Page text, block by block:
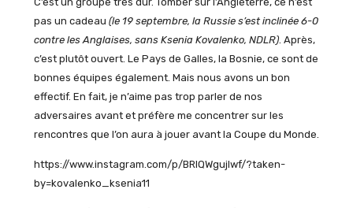
pas un cadeau (le 19 septembre, la Russie s’est inclinée 6-0
contre les Anglaises, sans Ksenia Kovalenko, NDLR). Après,
c’est plutôt ouvert. Le Pays de Galles, la Bosnie, ce sont de
bonnes équipes également. Mais nous avons un bon
effectif. En fait, je n’aime pas trop parler de nos
adversaires avant et préfère me concentrer sur les
rencontres que l’on aura à jouer avant la Coupe du Monde.
https://www.instagram.com/p/BRlQWgujIwf/?taken-
by=kovalenko_ksenia11